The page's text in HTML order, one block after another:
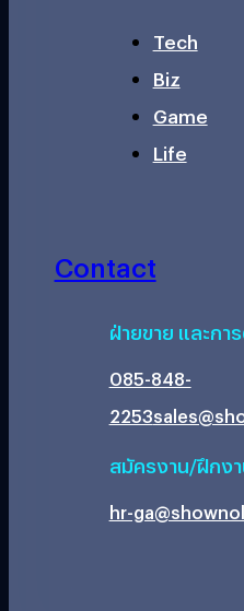
Tech
Biz
Game
Life
Contact
ฝ่ายขาย และกา
085-848-
2253
สมัครงาน/ฝึกง
hr-